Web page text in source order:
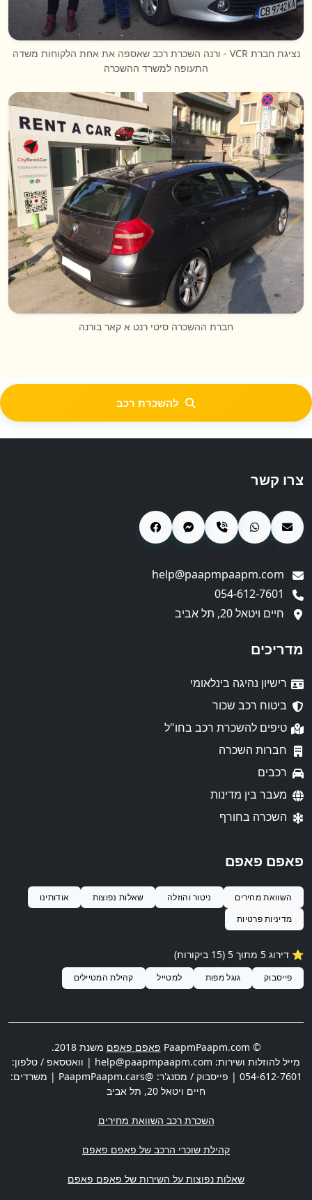
נציגת חברת VCR - ורנה השכרת רכב שאספה את אחת הלקוחות משדה
התעופה למשרד ההשכרה
חברת ההשכרה סיטי רנט א קאר בורנה
להשכרת רכב
צרו קשר
חיים ויטאל 20, תל אביב
מדריכים
רישיון נהיגה בינלאומי
ביטוח רכב שכור
טיפים להשכרת רכב בחו"ל
חברות השכרה
רכבים
מעבר בין מדינות
השכרה בחורף
פאפם פאפם
השוואת מחירים ניטור והוזלה שאלות נפוצות
אודותינו
מדיניות פרטיות
⭐️ דירוג 5 מתוך 5 (15 ביקורות)
פייסבוק גוגל מפות למטייל קהילת המטיילים
© PaapmPaapm.com פאפם פאפם משנת 2018.
מייל להוזלות ושירות: help@paapmpaapm.com | וואטסאפ / טלפון:
054-612-7601 | פייסבוק / מסנג'ר: @PaapmPaapm.cars | משרדים:
חיים ויטאל 20
, תל אביב
השכרת רכב השוואת מחירים
קהילת שוכרי הרכב של פאפם פאפם
שאלות נפוצות על השירות של פאפם פאפם